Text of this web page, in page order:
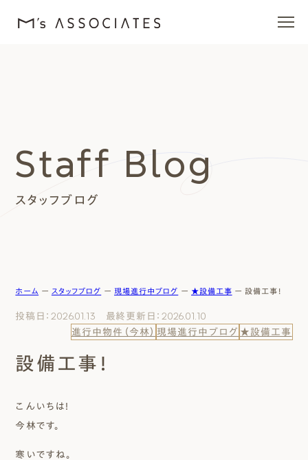
エムズを愛する人たち
施工事例
エムズのこと
まずは相談する[無料]
スタッフブログ
Staff Blog
ホーム ー スタッフブログ ー 現場進行中ブログ ー ★設備工事 ー 設備工事！
投稿日：2026.01.13 最終更新日：2026.01.10
進行中物件（今林） 現場進行中ブログ ★設備工事
設備工事！
こんいちは！
今林です。
寒いですね。